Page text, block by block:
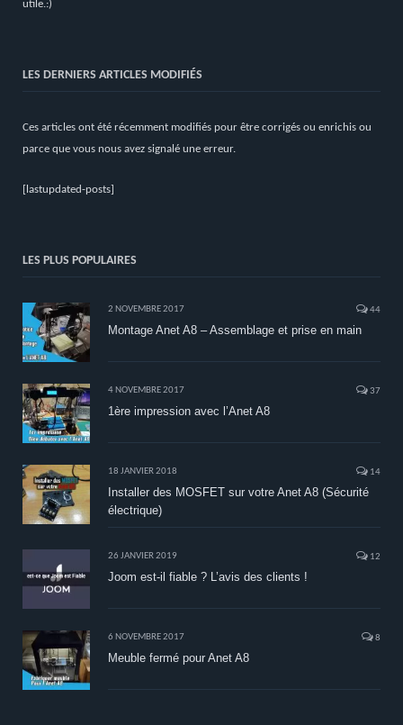
utile.:)
LES DERNIERS ARTICLES MODIFIÉS
Ces articles ont été récemment modifiés pour être corrigés ou enrichis ou
parce que vous nous avez signalé une erreur.
[lastupdated-posts]
LES PLUS POPULAIRES
2 NOVEMBRE 2017 44
Montage Anet A8 – Assemblage et prise en main
4 NOVEMBRE 2017 37
1ère impression avec l’Anet A8
18 JANVIER 2018 14
Installer des MOSFET sur votre Anet A8 (Sécurité
électrique)
26 JANVIER 2019 12
Joom est-il fiable ? L’avis des clients !
6 NOVEMBRE 2017 8
Meuble fermé pour Anet A8